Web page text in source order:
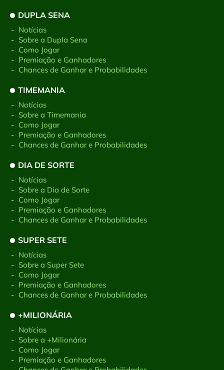
DUPLA SENA
- Notícias
- Sobre a Dupla Sena
- Como Jogar
- Premiação e Ganhadores
- Chances de Ganhar e Probabilidades
TIMEMANIA
- Notícias
- Sobre a Timemania
- Como Jogar
- Premiação e Ganhadores
- Chances de Ganhar e Probabilidades
DIA DE SORTE
- Notícias
- Sobre a Dia de Sorte
- Como Jogar
- Premiação e Ganhadores
- Chances de Ganhar e Probabilidades
SUPER SETE
- Notícias
- Sobre a Super Sete
- Como Jogar
- Premiação e Ganhadores
- Chances de Ganhar e Probabilidades
+MILIONÁRIA
- Notícias
- Sobre a +Milionária
- Como Jogar
- Premiação e Ganhadores